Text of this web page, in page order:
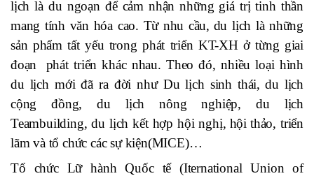
lịch là du ngoạn để cảm nhận những giá trị tinh thần
mang tính văn hóa cao. Từ nhu cầu, du lịch là những
sản phẩm tất yếu trong phát triển KT-XH ở từng giai
đoạn
phát triểnkhác nhau. Theo đó, nhiều loại hình
du lịch mới đã ra đời nhưDu lịch sinh thái, du lịch
cộng đồng, du lịch nông nghiệp, du lịch
Teambuilding, du lịch kết hợp hội nghị, hội thảo, triển
lãm vàtổ chức cácsự kiện(MICE)…
Tổ chức Lữ hành Quốc tế (Iternational Union of